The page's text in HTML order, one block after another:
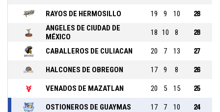
RAYOS DE HERMOSILLO 19 9 10 28
ANGELES DE CIUDAD DE
MÉXICO
18 10 8 28
CABALLEROS DE CULIACAN 20 7 13 27
HALCONES DE OBREGON 17 9 8 26
VENADOS DE MAZATLAN 20 5 15 25
OSTIONEROS DE GUAYMAS 17 7 10 24